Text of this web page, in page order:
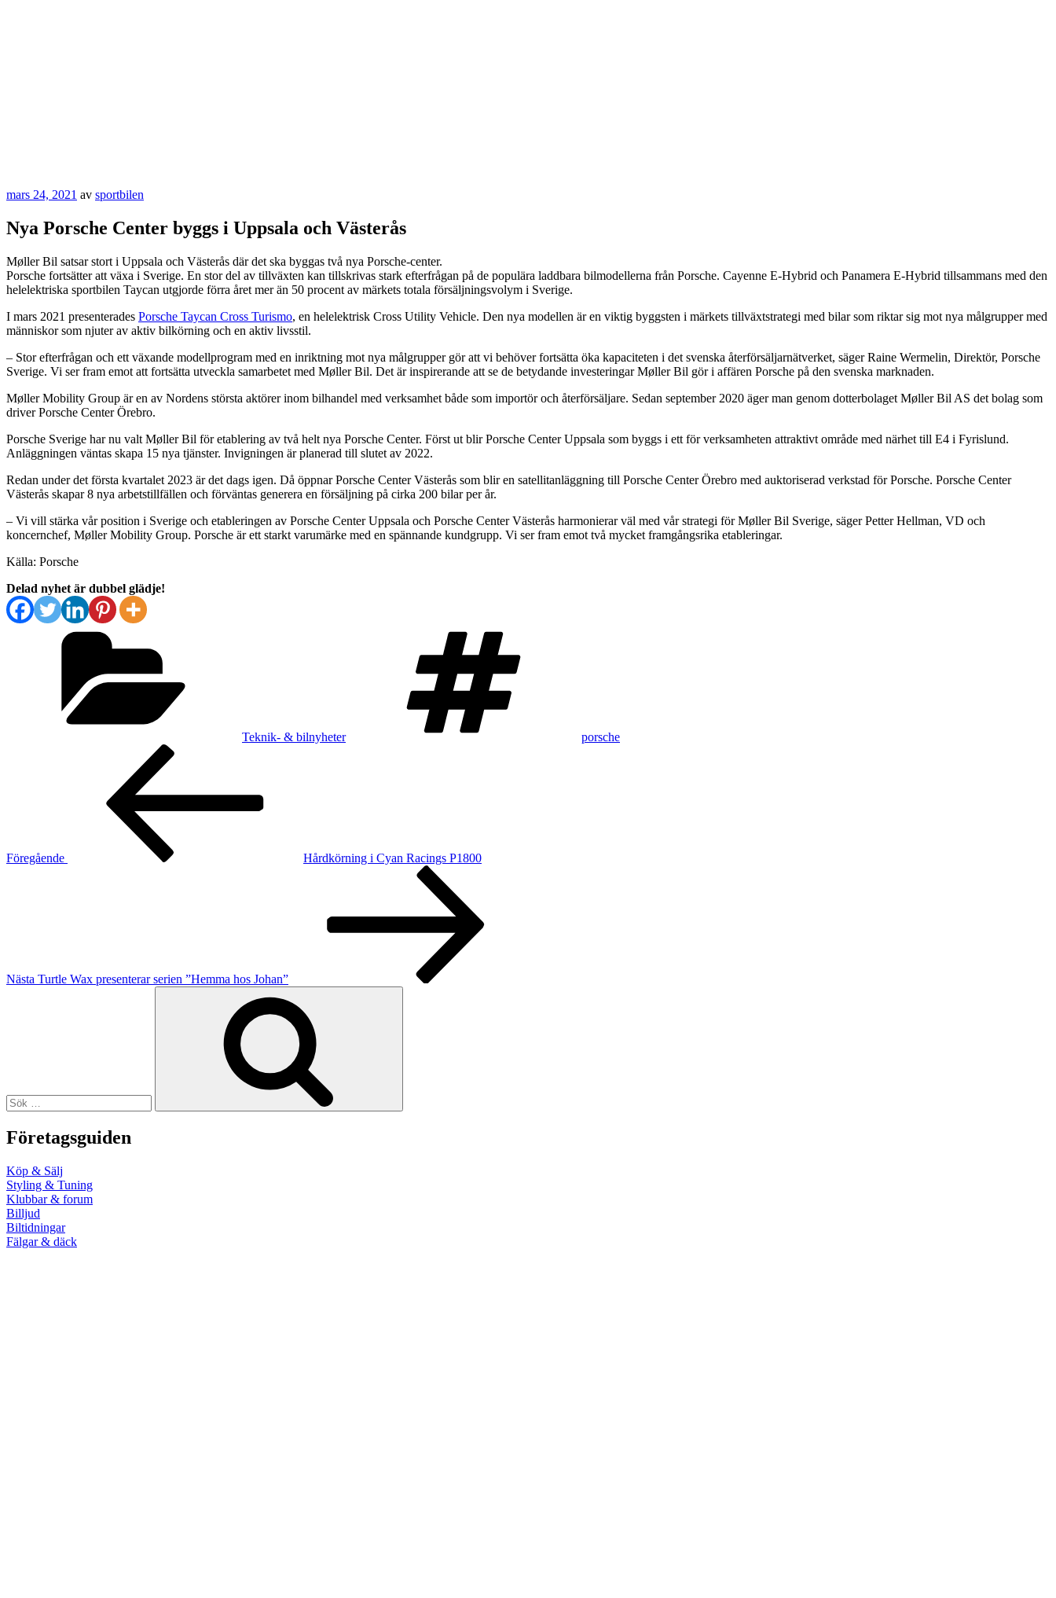
Publicerat
mars 24, 2021 av sportbilen
Nya Porsche Center byggs i Uppsala och Västerås
Møller Bil satsar stort i Uppsala och Västerås där det ska byggas två nya Porsche-center.
Porsche fortsätter att växa i Sverige. En stor del av tillväxten kan tillskrivas stark efterfrågan på de populära laddbara bilmodellerna från Porsche. Cayenne E-Hybrid och Panamera E-Hybrid tillsammans med den
helelektriska sportbilen Taycan utgjorde förra året mer än 50 procent av märkets totala försäljningsvolym i Sverige.
I mars 2021 presenterades Porsche Taycan Cross Turismo, en helelektrisk Cross Utility Vehicle. Den nya modellen är en viktig byggsten i märkets tillväxtstrategi med bilar som riktar sig mot nya målgrupper med
människor som njuter av aktiv bilkörning och en aktiv livsstil.
– Stor efterfrågan och ett växande modellprogram med en inriktning mot nya målgrupper gör att vi behöver fortsätta öka kapaciteten i det svenska återförsäljarnätverket, säger Raine Wermelin, Direktör, Porsche
Sverige. Vi ser fram emot att fortsätta utveckla samarbetet med Møller Bil. Det är inspirerande att se de betydande investeringar Møller Bil gör i affären Porsche på den svenska marknaden.
Møller Mobility Group är en av Nordens största aktörer inom bilhandel med verksamhet både som importör och återförsäljare. Sedan september 2020 äger man genom dotterbolaget Møller Bil AS det bolag som
driver Porsche Center Örebro.
Porsche Sverige har nu valt Møller Bil för etablering av två helt nya Porsche Center. Först ut blir Porsche Center Uppsala som byggs i ett för verksamheten attraktivt område med närhet till E4 i Fyrislund.
Anläggningen väntas skapa 15 nya tjänster. Invigningen är planerad till slutet av 2022.
Redan under det första kvartalet 2023 är det dags igen. Då öppnar Porsche Center Västerås som blir en satellitanläggning till Porsche Center Örebro med auktoriserad verkstad för Porsche. Porsche Center
Västerås skapar 8 nya arbetstillfällen och förväntas generera en försäljning på cirka 200 bilar per år.
– Vi vill stärka vår position i Sverige och etableringen av Porsche Center Uppsala och Porsche Center Västerås harmonierar väl med vår strategi för Møller Bil Sverige, säger Petter Hellman, VD och
koncernchef, Møller Mobility Group. Porsche är ett starkt varumärke med en spännande kundgrupp. Vi ser fram emot två mycket framgångsrika etableringar.
Källa: Porsche
Delad nyhet är dubbel glädje!
Teknik- & bilnyheter porsche
Inläggsnavigering
Föregående
Hårdkörning i Cyan Racings P1800
Nästa Turtle Wax presenterar serien ”Hemma hos Johan”
Företagsguiden
Köp & Sälj
Styling & Tuning
Klubbar & forum
Billjud
Biltidningar
Fälgar & däck